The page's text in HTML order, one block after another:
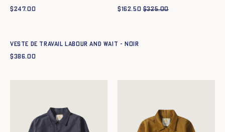
$247.00 $162.50 $325.00
VESTE DE TRAVAIL LABOUR AND WAIT - NOIR
$386.00